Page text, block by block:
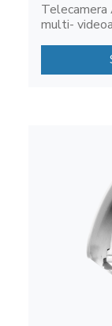
Telecamera
multi-